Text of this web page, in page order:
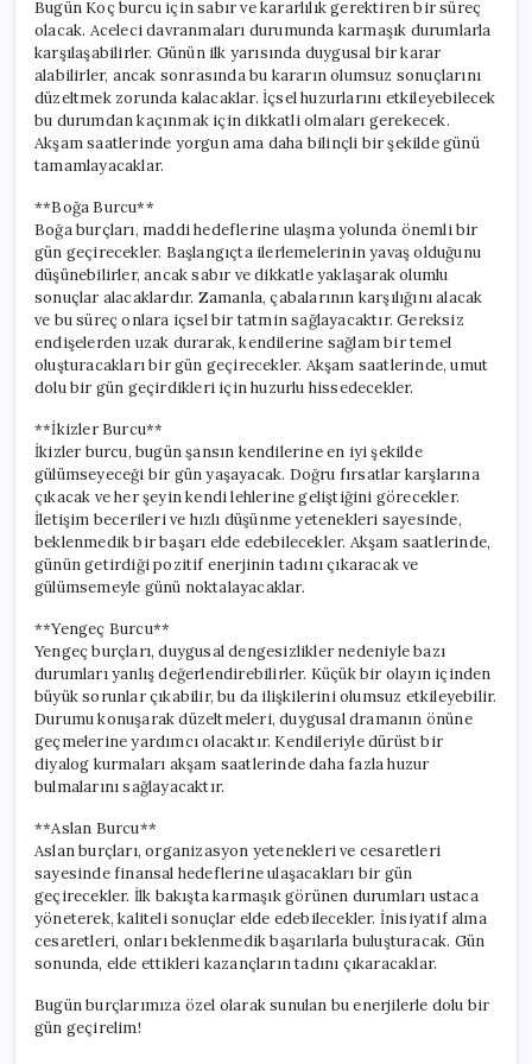
Bugün Koç burcu için sabır ve kararlılık gerektiren bir süreç
olacak. Aceleci davranmaları durumunda karmaşık durumlarla
karşılaşabilirler. Günün ilk yarısında duygusal bir karar
alabilirler, ancak sonrasında bu kararın olumsuz sonuçlarını
düzeltmek zorunda kalacaklar. İçsel huzurlarını etkileyebilecek
bu durumdan kaçınmak için dikkatli olmaları gerekecek.
Akşam saatlerinde yorgun ama daha bilinçli bir şekilde günü
tamamlayacaklar.
**Boğa Burcu**
Boğa burçları, maddi hedeflerine ulaşma yolunda önemli bir
gün geçirecekler. Başlangıçta ilerlemelerinin yavaş olduğunu
düşünebilirler, ancak sabır ve dikkatle yaklaşarak olumlu
sonuçlar alacaklardır. Zamanla, çabalarının karşılığını alacak
ve bu süreç onlara içsel bir tatmin sağlayacaktır. Gereksiz
endişelerden uzak durarak, kendilerine sağlam bir temel
oluşturacakları bir gün geçirecekler. Akşam saatlerinde, umut
dolu bir gün geçirdikleri için huzurlu hissedecekler.
**İkizler Burcu**
İkizler burcu, bugün şansın kendilerine en iyi şekilde
gülümseyeceği bir gün yaşayacak. Doğru fırsatlar karşlarına
çıkacak ve her şeyin kendi lehlerine geliştiğini görecekler.
İletişim becerileri ve hızlı düşünme yetenekleri sayesinde,
beklenmedik bir başarı elde edebilecekler. Akşam saatlerinde,
günün getirdiği pozitif enerjinin tadını çıkaracak ve
gülümsemeyle günü noktalayacaklar.
**Yengeç Burcu**
Yengeç burçları, duygusal dengesizlikler nedeniyle bazı
durumları yanlış değerlendirebilirler. Küçük bir olayın içinden
büyük sorunlar çıkabilir, bu da ilişkilerini olumsuz etkileyebilir.
Durumu konuşarak düzeltmeleri, duygusal dramanın önüne
geçmelerine yardımcı olacaktır. Kendileriyle dürüst bir
diyalog kurmaları akşam saatlerinde daha fazla huzur
bulmalarını sağlayacaktır.
**Aslan Burcu**
Aslan burçları, organizasyon yetenekleri ve cesaretleri
sayesinde finansal hedeflerine ulaşacakları bir gün
geçirecekler. İlk bakışta karmaşık görünen durumları ustaca
yöneterek, kaliteli sonuçlar elde edebilecekler. İnisiyatif alma
cesaretleri, onları beklenmedik başarılarla buluşturacak. Gün
sonunda, elde ettikleri kazançların tadını çıkaracaklar.
Bugün burçlarımıza özel olarak sunulan bu enerjilerle dolu bir
gün geçirelim!